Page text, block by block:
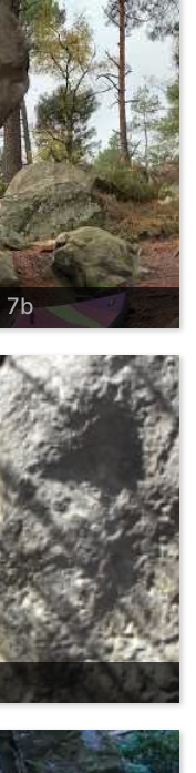
7b